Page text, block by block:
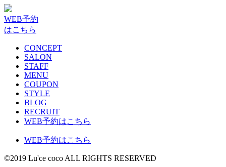
WEB予約
はこちら
CONCEPT
SALON
STAFF
MENU
COUPON
STYLE
BLOG
RECRUIT
WEB予約はこちら
WEB予約はこちら
©2019 Lu'ce coco ALL RIGHTS RESERVED